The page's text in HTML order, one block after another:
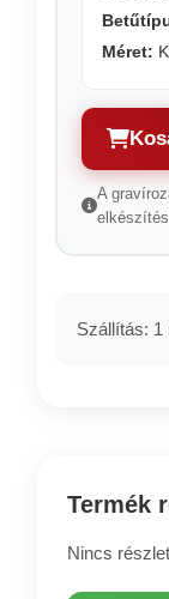
Méret:
A
Szállítás: 1
Termék
Nincs